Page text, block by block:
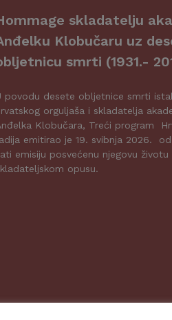
skladatelju
Klobučaru uz
smrti (1931.-
povodu desete obljetnice smrti
orguljaša i skladatelja
Klobučara, Treći program
emitirao je 19. svibnja 2026. od
emisiju posvećenu njegovu
opusu.